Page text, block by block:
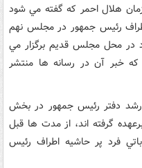
هلال احمر که گفته مي شود
رئيس جمهور در مجلس نهم
در محل مجلس قديم برگزار مي
خبر آن در رسانه ها منتشر
ارشد دفتر رئيس جمهور در بخش
گرفته اند، از مدت ها قبل
فرد پر حاشيه اطراف رئيس